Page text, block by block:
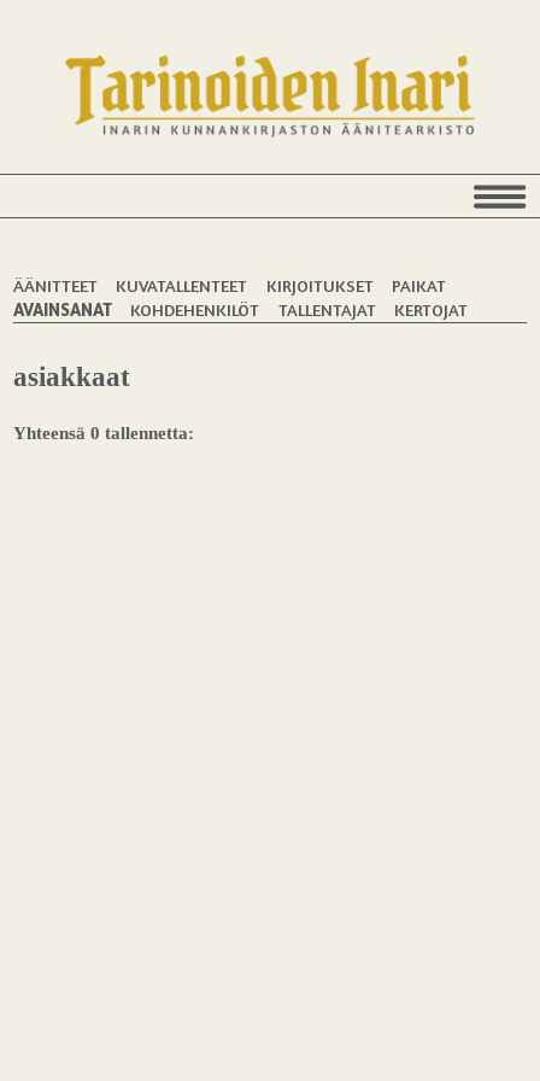
ÄÄNITTEET KUVATALLENTEET KIRJOITUKSET
PAIKAT
AVAINSANAT
KOHDEHENKILÖT TALLENTAJAT KERTOJAT
asiakkaat
Yhteensä 0 tallennetta: